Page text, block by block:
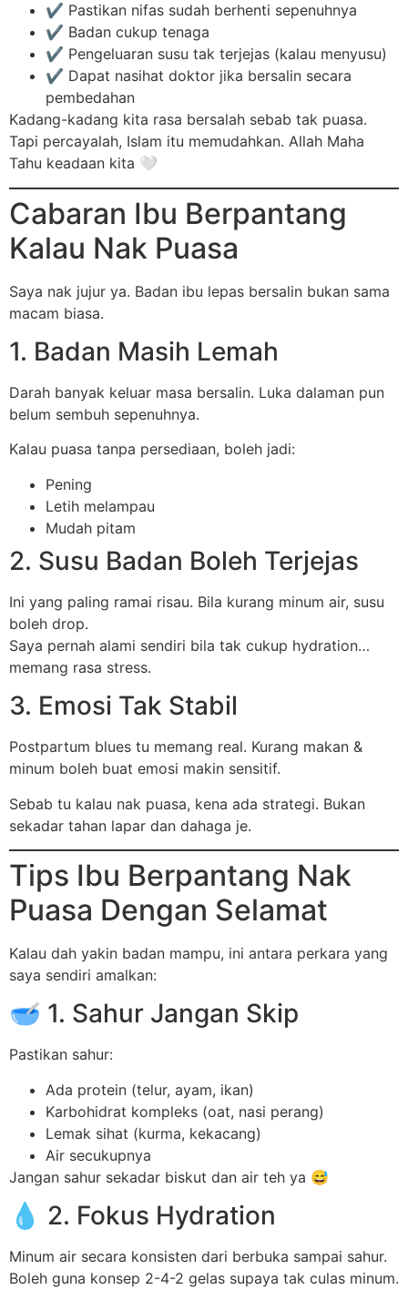
✔️ Pastikan nifas sudah berhenti sepenuhnya
✔️ Badan cukup tenaga
✔️ Pengeluaran susu tak terjejas (kalau menyusu)
✔️ Dapat nasihat doktor jika bersalin secara
pembedahan
Kadang-kadang kita rasa bersalah sebab tak puasa.
Tapi percayalah, Islam itu memudahkan. Allah Maha
Tahu keadaan kita 🤍
Cabaran Ibu Berpantang
Kalau Nak Puasa
Saya nak jujur ya. Badan ibu lepas bersalin bukan sama
macam biasa.
1. Badan Masih Lemah
Darah banyak keluar masa bersalin. Luka dalaman pun
belum sembuh sepenuhnya.
Kalau puasa tanpa persediaan, boleh jadi:
Pening
Letih melampau
Mudah pitam
2. Susu Badan Boleh Terjejas
Ini yang paling ramai risau. Bila kurang minum air, susu
boleh drop.
Saya pernah alami sendiri bila tak cukup hydration…
memang rasa stress.
3. Emosi Tak Stabil
Postpartum blues tu memang real. Kurang makan &
minum boleh buat emosi makin sensitif.
Sebab tu kalau nak puasa, kena ada strategi. Bukan
sekadar tahan lapar dan dahaga je.
Tips Ibu Berpantang Nak
Puasa Dengan Selamat
Kalau dah yakin badan mampu, ini antara perkara yang
saya sendiri amalkan:
🥣 1. Sahur Jangan Skip
Pastikan sahur:
Ada protein (telur, ayam, ikan)
Karbohidrat kompleks (oat, nasi perang)
Lemak sihat (kurma, kekacang)
Air secukupnya
Jangan sahur sekadar biskut dan air teh ya 😅
💧 2. Fokus Hydration
Minum air secara konsisten dari berbuka sampai sahur.
Boleh guna konsep 2-4-2 gelas supaya tak culas minum.